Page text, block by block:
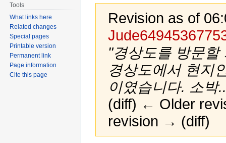
Revision as of
"경상도를 방문할
경상도에서 현지
이였습니다. 소박
(diff) ← Older
revision → (diff)
Tools
What links here
Related changes
Special pages
Printable version
Permanent link
Page information
Cite this page